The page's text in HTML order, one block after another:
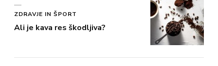
ZDRAVJE IN ŠPORT
Ali je kava res škodljiva?